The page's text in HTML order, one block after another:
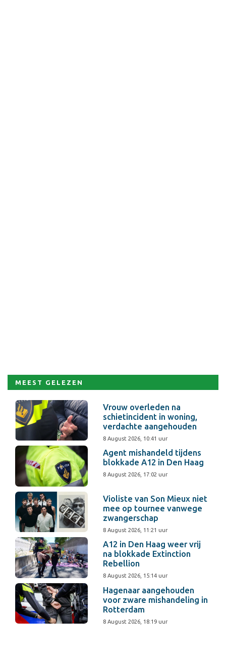
MEEST GELEZEN
Vrouw overleden na
schietincident in woning,
verdachte aangehouden
8 August 2026, 10:41 uur
Agent mishandeld tijdens
blokkade A12 in Den Haag
8 August 2026, 17:02 uur
Violiste van Son Mieux niet
mee op tournee vanwege
zwangerschap
8 August 2026, 11:21 uur
A12 in Den Haag weer vrij
na blokkade Extinction
Rebellion
8 August 2026, 15:14 uur
Hagenaar aangehouden
voor zware mishandeling in
Rotterdam
8 August 2026, 18:19 uur